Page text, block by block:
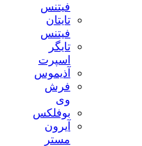
فیتنس
تایتان
فیتنس
تایگر
اسپرت
آذیموس
فرش
بوفلکس
آیرون